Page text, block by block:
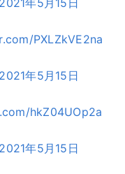
2021年5月15日
PXLZkVE2na
2021年5月15日
hkZ04UOp2a
2021年5月15日